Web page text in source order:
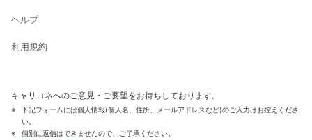
ヘルプ
利用規約
キャリコネへのご意見・ご要望をお待ちしております。
下記フォームには個人情報(個人名、住所、メールアドレスなど)のご入力はお控えくださ
い。
個別に返信はできませんので、ご了承ください。